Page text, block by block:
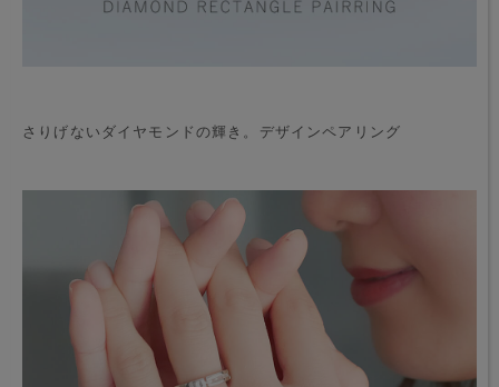
さりげないダイヤモンドの輝き。デザインペアリング